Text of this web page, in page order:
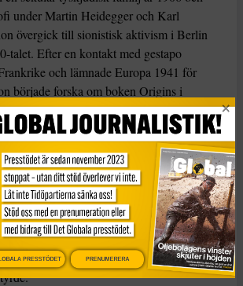
under Martin Heidegger och Karl
övergick till sionistisk aktivism i Berlin
talet. Efter en kontakt med gestapo
och lämnade Europa 1941 för
började forska om boken Origins i
var hon inte främmande för
hon, var en radikalt ny
utmärkte sig genom sin ideologiska
För nazisterna var historia en
för stalinismen var det en klasskamp.
totalitära ledare verkställa
genom att med våld omforma de
PRESSTÖDET PRENUMERERA